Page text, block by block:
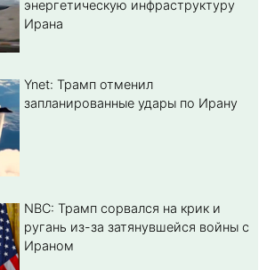
энергетическую инфраструктуру
Ирана
Ynet: Трамп отменил
запланированные удары по Ирану
NBC: Трамп сорвался на крик и
ругань из-за затянувшейся войны с
Ираном